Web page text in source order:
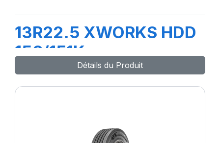
13R22.5 XWORKS HDD
156/151K
Détails du Produit